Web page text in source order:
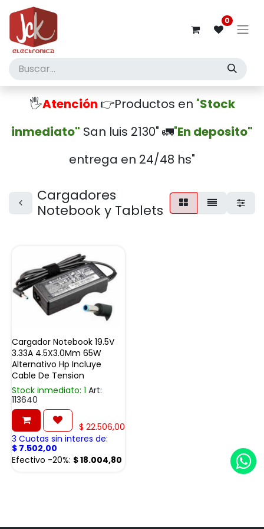
0
🖐️Atención 👉Productos en "Stock
inmediato" San luis 2130" 🚛"En deposito"
entrega en 24/48 hs"
Cargadores
Notebook y Tablets
Cargador Notebook 19.5V
3.33A 4.5X3.0Mm 65W
Alternativo Hp Incluye
Cable De Tension
Stock inmediato: 1 Art:
113640
$ 22.506,00
3 Cuotas sin interes de:
$ 7.502,00
Efectivo -20%: $18.004,80